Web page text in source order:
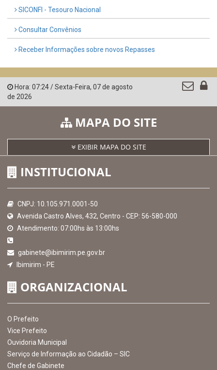
SICONFI - Tesouro Nacional
Consultar Convênios
Receber Informações sobre novos Repasses
Hora: 07:24/Sexta-Feira, 07 de agosto
de 2026
MAPA DO SITE
EXIBIR MAPA DO SITE
INSTITUCIONAL
CNPJ: 10.105.971.0001-50
Avenida Castro Alves, 432, Centro - CEP: 56-580-000
Atendimento: 07:00hs às 13:00hs
gabinete@ibimirim.pe.gov.br
Ibimirim - PE
ORGANIZACIONAL
O Prefeito
Vice Prefeito
Ouvidoria Municipal
Serviço de Informação ao Cidadão – SIC
Chefe de Gabinete